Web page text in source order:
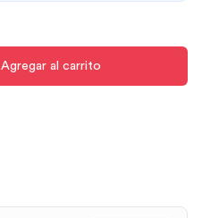
Agregar al carrito